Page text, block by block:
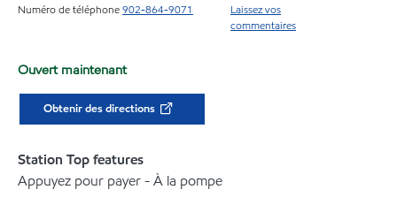
Numéro de téléphone902-864-9071
Laissez vos
commentaires
Ouvert maintenant
Obtenir des directions
Station Top features
Appuyez pour payer - À la pompe